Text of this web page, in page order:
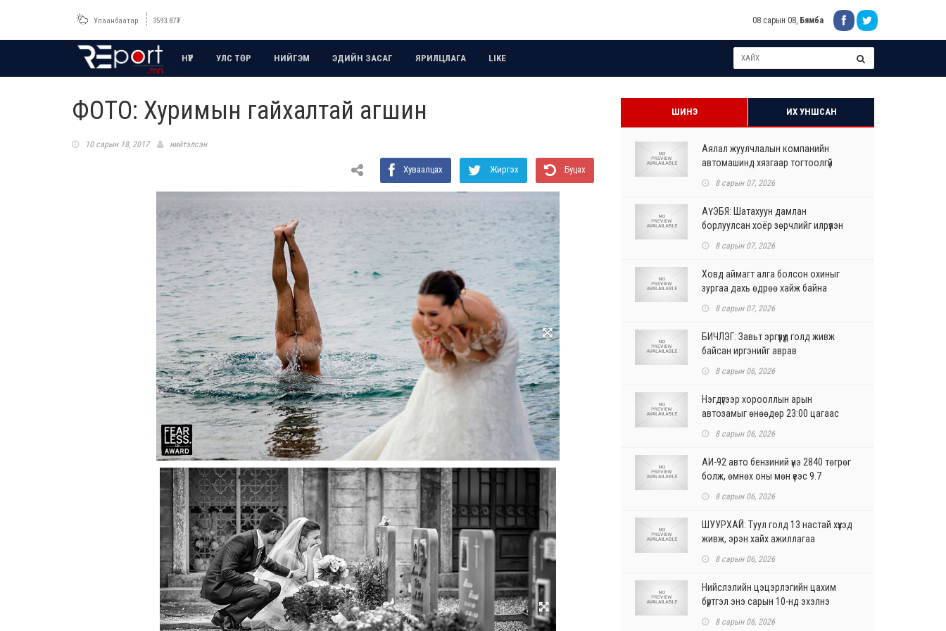
Улаанбаатар 3593.87₮ 08 сарын 08, Бямба
НҮҮР УЛС ТӨР НИЙГЭМ ЭДИЙН ЗАСАГ ЯРИЛЦЛАГА LIKE
ФОТО: Хуримын гайхалтай агшин
10 сарын 18, 2017 нийтэлсэн
Хуваалцах Жиргэх Буцах
ШИНЭ ИХ УНШСАН
Аялал жуулчлалын компанийн
автомашинд хязгаар тогтоолгүй
8 сарын 07, 2026
АҮЭБЯ: Шатахуун дамлан
борлуулсан хоёр зөрчлийг илрүүлэн
8 сарын 07, 2026
Ховд аймагт алга болсон охиныг
зургаа дахь өдрөө хайж байна
8 сарын 07, 2026
БИЧЛЭГ: Завьт эргүүлүүд голд живж
байсан иргэнийг аврав
8 сарын 06, 2026
Нэгдүгээр хорооллын арын
автозамыг өнөөдөр 23:00 цагаас
8 сарын 06, 2026
АИ-92 авто бензиний үнэ 2840 төгрөг
болж, өмнөх оны мөн үеэс 9.7
8 сарын 06, 2026
ШУУРХАЙ: Туул голд 13 настай хүүхэд
живж, эрэн хайх ажиллагаа
8 сарын 06, 2026
Нийслэлийн цэцэрлэгийн цахим
бүртгэл энэ сарын 10-нд эхэлнэ
8 сарын 06, 2026